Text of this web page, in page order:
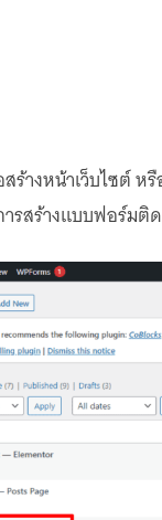
สร้างหน้าเว็บไซต์
รสร้างแบบฟอร์มติ